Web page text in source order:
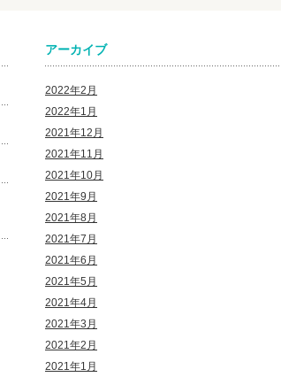
アーカイブ
2022年2月
2022年1月
2021年12月
2021年11月
2021年10月
2021年9月
2021年8月
2021年7月
2021年6月
2021年5月
2021年4月
2021年3月
2021年2月
2021年1月